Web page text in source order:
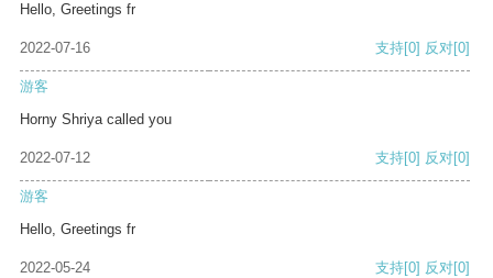
Hello, Greetings fr
2022-07-16 支持[0] 反对[0]
游客
Horny Shriya called you
2022-07-12 支持[0] 反对[0]
游客
Hello, Greetings fr
2022-05-24 支持[0] 反对[0]